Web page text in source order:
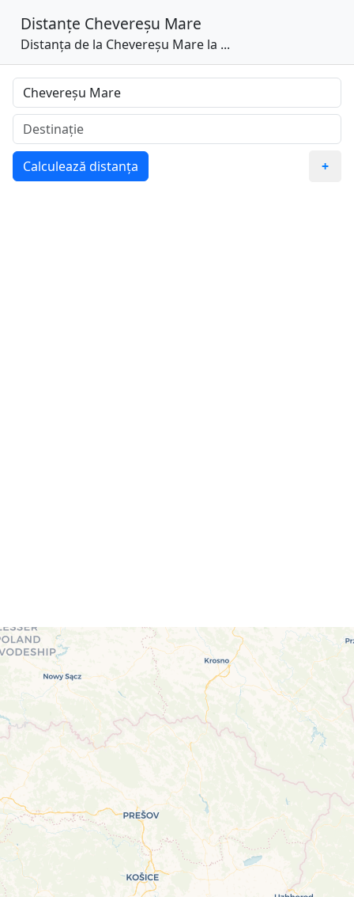
Distanțe Chevereșu Mare
Distanța de la Chevereșu Mare la ...
Calculează distanța +